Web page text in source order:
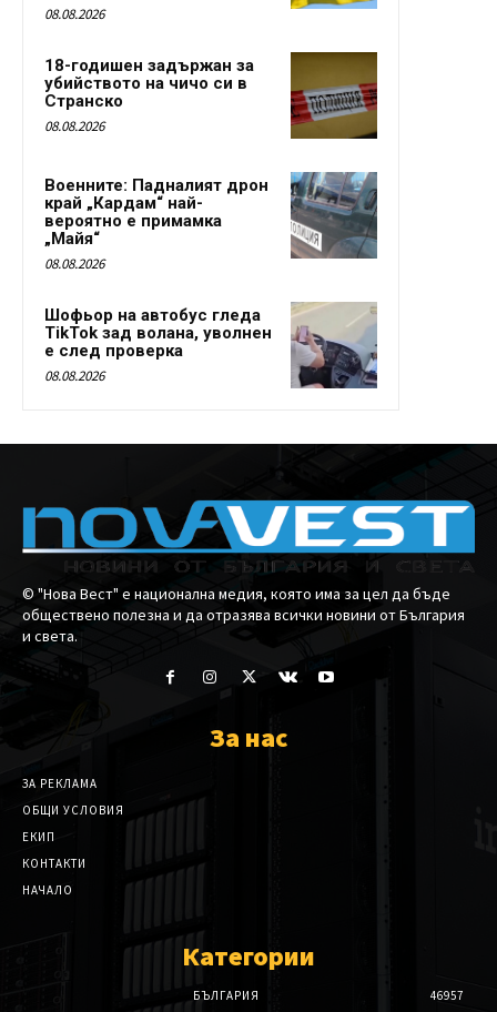
08.08.2026
18-годишен задържан за
убийството на чичо си в
Странско
08.08.2026
Военните: Падналият дрон
край „Кардам“ най-
вероятно е примамка
„Майя“
08.08.2026
Шофьор на автобус гледа
TikTok зад волана, уволнен
е след проверка
08.08.2026
© "Нова Вест" е национална медия, която има за цел да бъде
обществено полезна и да отразява всички новини от България
и света.
За нас
ЗА РЕКЛАМА
ОБЩИ УСЛОВИЯ
ЕКИП
КОНТАКТИ
НАЧАЛО
Категории
БЪЛГАРИЯ 46957